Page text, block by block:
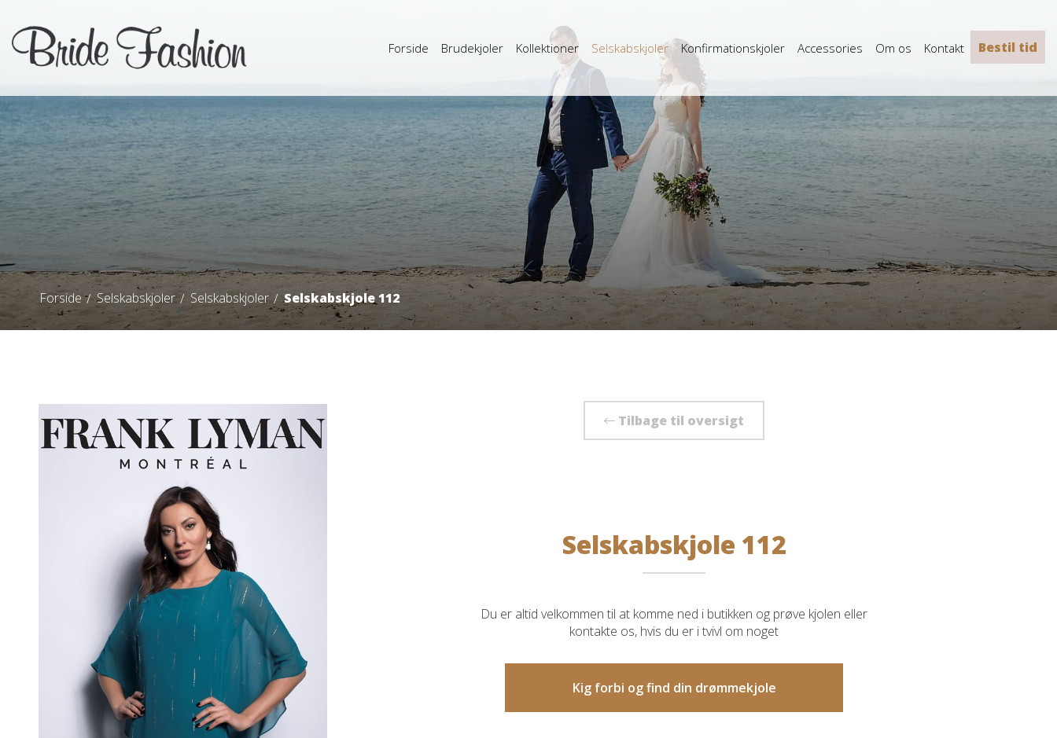
Forside Brudekjoler Kollektioner Selskabskjoler Konfirmationskjoler Accessories Om os Kontakt Bestil tid
Forside Selskabskjoler Selskabskjoler Selskabskjole 112
Tilbage til oversigt
Selskabskjole 112
Du er altid velkommen til at komme ned i butikken og prøve kjolen eller
kontakte os, hvis du er i tvivl om noget
Kig forbi og find din drømmekjole